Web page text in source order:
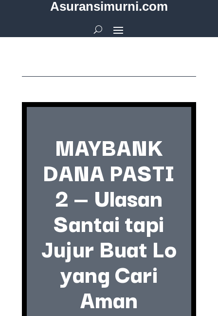
Asuransimurni.com
MAYBANK
DANA PASTI
2 — Ulasan
Santai tapi
Jujur Buat Lo
yang Cari
Aman